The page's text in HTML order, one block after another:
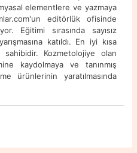
elementlere ve yazmaya
editörlük ofisinde
Eğitimi sırasında sayısız
katıldı. En iyi kısa
Kozmetolojiye olan
kaydolmaya ve tanınmış
ürünlerinin yaratılmasında